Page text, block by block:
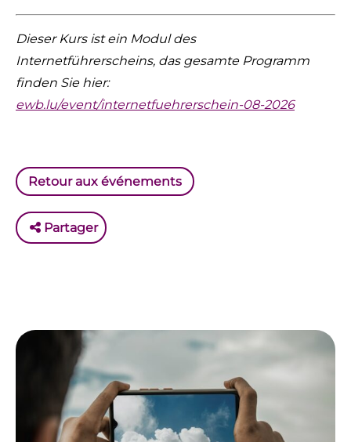
Dieser Kurs ist ein Modul des
Internetführerscheins, das gesamte Programm
finden Sie hier:
ewb.lu/event/internetfuehrerschein-08-2026
Retour aux événements
Partager